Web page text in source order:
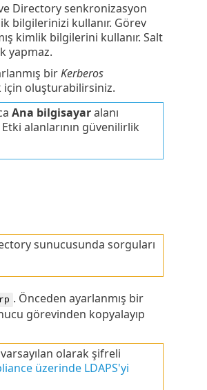
Directory senkronizasyon
bilgilerinizi kullanır. Görev
kimlik bilgilerini kullanır. Salt
yapmaz.
birKerberos
için oluşturabilirsiniz.
Ana bilgisayaralanı
alanlarının güvenilirlik
sunucusunda sorguları
. Önceden ayarlanmış bir
görevinden kopyalayıp
olarak şifreli
üzerinde LDAPS'yi